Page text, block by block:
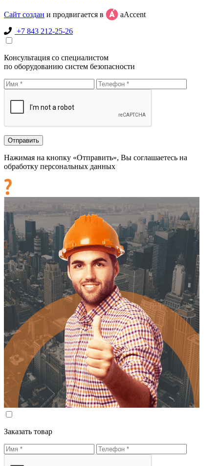
Сайт создан и продвигается в
aAccent
+7 843 212-25-26
Консультация со специалистом
по оборудованию систем безопасности
Нажимая на кнопку «Отправить», Вы соглашаетесь на
обработку персональных данных
Заказать товар